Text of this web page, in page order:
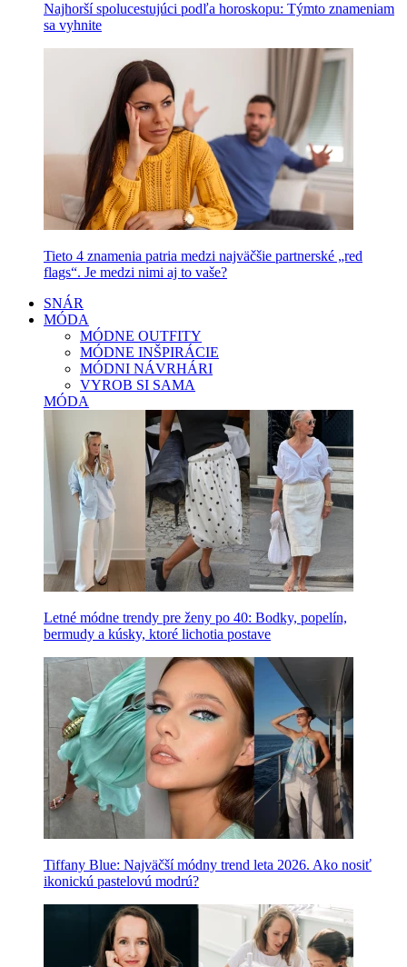
Najhorší spolucestujúci podľa horoskopu: Týmto znameniam
sa vyhnite
Tieto 4 znamenia patria medzi najväčšie partnerské „red
flags“. Je medzi nimi aj to vaše?
SNÁR
MÓDA
MÓDNE OUTFITY
MÓDNE INŠPIRÁCIE
MÓDNI NÁVRHÁRI
VYROB SI SAMA
MÓDA
Letné módne trendy pre ženy po 40: Bodky, popelín,
bermudy a kúsky, ktoré lichotia postave
Tiffany Blue: Najväčší módny trend leta 2026. Ako nosiť
ikonickú pastelovú modrú?